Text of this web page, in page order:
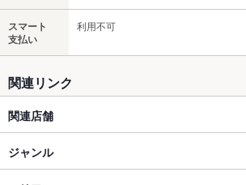
スマート
支払い
利用不可
関連リンク
関連店舗
den
ジャンル